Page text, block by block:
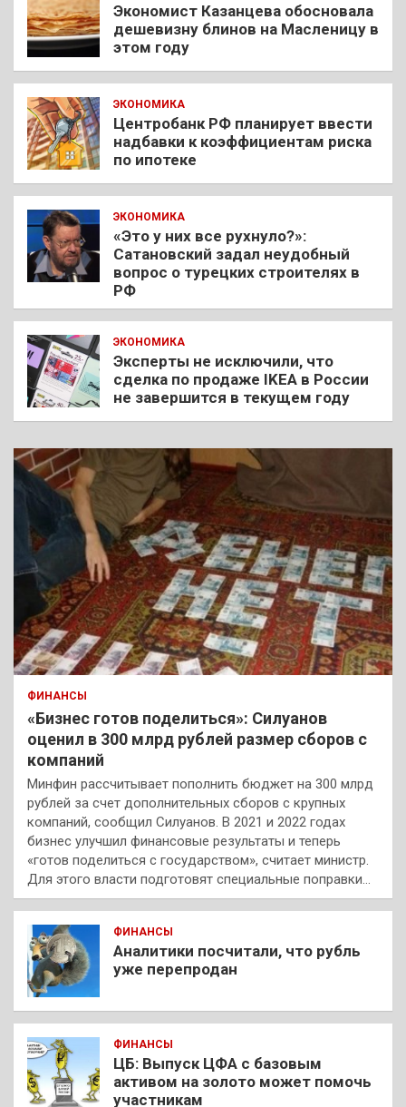
Экономист Казанцева обосновала
дешевизну блинов на Масленицу в
этом году
ЭКОНОМИКА
Центробанк РФ планирует ввести
надбавки к коэффициентам риска
по ипотеке
ЭКОНОМИКА
«Это у них все рухнуло?»:
Сатановский задал неудобный
вопрос о турецких строителях в
РФ
ЭКОНОМИКА
Эксперты не исключили, что
сделка по продаже IKEA в России
не завершится в текущем году
ФИНАНСЫ
«Бизнес готов поделиться»: Силуанов
оценил в 300 млрд рублей размер сборов с
компаний
Минфин рассчитывает пополнить бюджет на 300 млрд
рублей за счет дополнительных сборов с крупных
компаний, сообщил Силуанов. В 2021 и 2022 годах
бизнес улучшил финансовые результаты и теперь
«готов поделиться с государством», считает министр.
Для этого власти подготовят специальные поправки…
ФИНАНСЫ
Аналитики посчитали, что рубль
уже перепродан
ФИНАНСЫ
ЦБ: Выпуск ЦФА с базовым
активом на золото может помочь
участникам